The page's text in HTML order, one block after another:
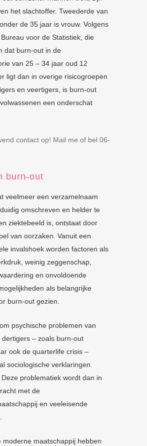
het slachtoffer. Tweederde van
de 35 jaar is vrouw. Volgens
voor de Statistiek, die
dat burn-out in de
van 25 – 34 jaar oud 12
ligt dan in overige risicogroepen
en veertigers, is burn-out
een onderschat
contact op! Mail me of bel 06-
burn-out
veelmeer een verzamelnaam
omschreven en helder te
ziektebeeld is, ontstaat door
van oorzaken. Vanuit een
invalshoek worden factoren als
weinig zeggenschap,
en onvoldoende
als belangrijke
burn-out gezien.
psychische problemen van
dertigers – zoals burn-out
ook de quarterlife crisis –
sociologische verklaringen
problematiek wordt dan in
met de
en veeleisende
moderne maatschappij hebben